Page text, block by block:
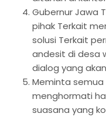
Gubernur Jawa
pihak Terkait
solusi Terkait
andesit di desa
dialog yang
Meminta semua
menghormati
suasana yang